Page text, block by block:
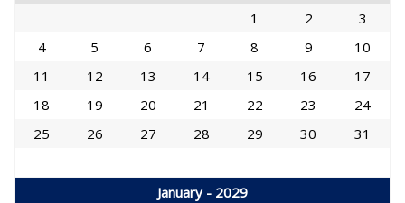
1
2
3
4
5 6 7 8 9
10
11
12 13 14 15 16
17
18
19 20 21 22 23
24
25
26 27 28 29 30 31
January - 2029